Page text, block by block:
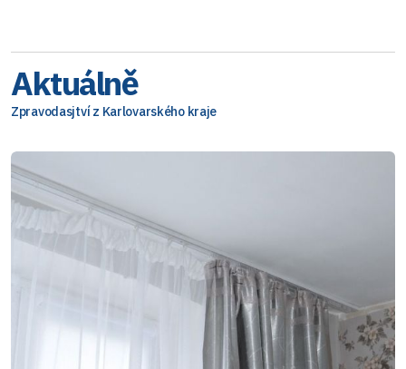
Aktuálně
Zpravodasjtví z Karlovarského kraje